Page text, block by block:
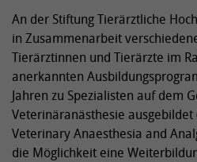
An der Stiftung Tierärztliche
in Zusammenarbeit
Tierärztinnen und Tierärzte im
anerkannten
Jahren zu Spezialisten auf dem
Veterinäranästhesie ausgebildet
Veterinary Anaesthesia and
die Möglichkeit eine